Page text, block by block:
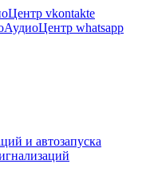
и автозапуска